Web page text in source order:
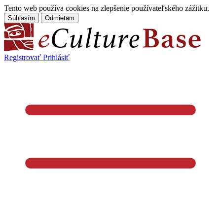
Tento web používa cookies na zlepšenie používateľského zážitku.
Súhlasím Odmietam
Registrovať Prihlásiť